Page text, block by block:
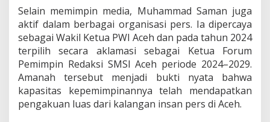
Selain memimpin media, Muhammad Saman juga
aktif dalam berbagai organisasi pers. Ia dipercaya
sebagai Wakil Ketua PWI Aceh dan pada tahun 2024
terpilih secara aklamasi sebagai Ketua Forum
Pemimpin Redaksi SMSI Aceh periode 2024–2029.
Amanah tersebut menjadi bukti nyata bahwa
kapasitas kepemimpinannya telah mendapatkan
pengakuan luas dari kalangan insan pers di Aceh.